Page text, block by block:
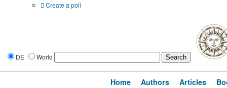
Create a poll
DE World
Home Authors Articles